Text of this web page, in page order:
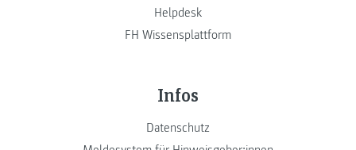
Helpdesk
FH Wissensplattform
Infos
Datenschutz